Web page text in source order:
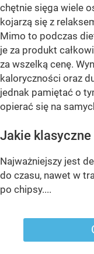
chętnie sięga wiele
kojarzą się z
Mimo to podczas
je za produkt
za wszelką cenę.
kaloryczności oraz
jednak pamiętać o
opierać się na
Jakie
Najważniejszy jest
do czasu, nawet w
po chipsy....